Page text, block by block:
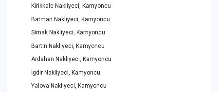
Kirikkale Nakliyeci, Kamyoncu
Batman Nakliyeci, Kamyoncu
Sirnak Nakliyeci, Kamyoncu
Bartın Nakliyeci, Kamyoncu
Ardahan Nakliyeci, Kamyoncu
İgdir Nakliyeci, Kamyoncu
Yalova Nakliyeci, Kamyoncu